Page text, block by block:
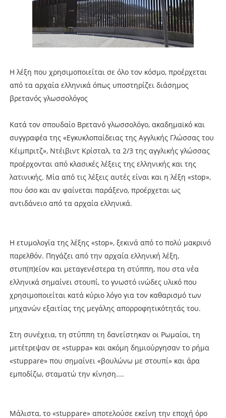
Η λέξη που χρησιμοποιείται σε όλο τον κόσμο, προέρχεται
από τα αρχαία ελληνικά όπως υποστηρίζει διάσημος
βρετανός γλωσσολόγος
Κατά τον σπουδαίο Βρετανό γλωσσολόγο, ακαδημαϊκό και
συγγραφέα της «Εγκυκλοπαίδειας της Αγγλικής Γλώσσας του
Κέιμπριτζ», Ντέιβιντ Κρίσταλ, τα 2/3 της αγγλικής γλώσσας
προέρχονται από κλασικές λέξεις της ελληνικής και της
λατινικής. Μία από τις λέξεις αυτές είναι και η λέξη «stop»,
που όσο και αν φαίνεται παράξενο, προέρχεται ως
αντιδάνειο από τα αρχαία ελληνικά.
Η ετυμολογία της λέξης «stop», ξεκινά από το πολύ μακρινό
παρελθόν. Πηγάζει από την αρχαία ελληνική λέξη,
στυπ(π)είον και μεταγενέστερα τη στύππη, που στα νέα
ελληνικά σημαίνει στουπί, το γνωστό ινώδες υλικό που
χρησιμοποιείται κατά κύριο λόγο για τον καθαρισμό των
μηχανών εξαιτίας της μεγάλης απορροφητικότητάς του.
Στη συνέχεια, τη στύππη τη δανείστηκαν οι Ρωμαίοι, τη
μετέτρεψαν σε «stuppa» και ακόμη δημιούργησαν το ρήμα
«stuppare» που σημαίνει «βουλώνω με στουπί» και άρα
εμποδίζω, σταματώ την κίνηση....
Μάλιστα, το «stuppare» αποτελούσε εκείνη την εποχή όρο